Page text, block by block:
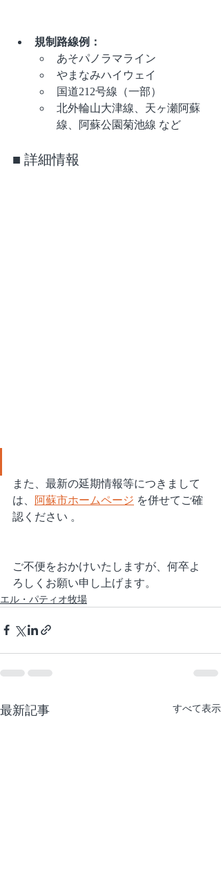
規制路線例：
あそパノラマライン
やまなみハイウェイ
国道212号線（一部）
北外輪山大津線、天ヶ瀬阿蘇
線、阿蘇公園菊池線 など
■ 詳細情報
また、最新の延期情報等につきまして
は、
阿蘇市ホームページ を併せてご確
認ください 。
ご不便をおかけいたしますが、何卒よ
ろしくお願い申し上げます。
エル・パティオ牧場
最新記事 すべて表示